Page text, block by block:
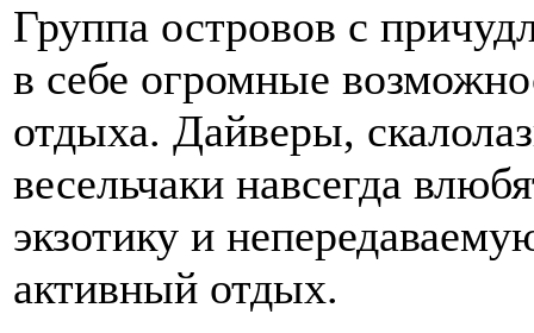
Группа островов с
в себе огромные
отдыха. Дайверы,
весельчаки навсегда
экзотику и
активный отдых.